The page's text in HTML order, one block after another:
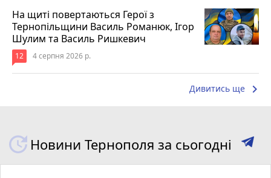
На щиті повертаються Герої з
Тернопільщини Василь Романюк, Ігор
Шулим та Василь Ришкевич
12 4 серпня 2026 р.
Дивитись ще keyboard_arrow_right
Новини Тернополя за сьогодні